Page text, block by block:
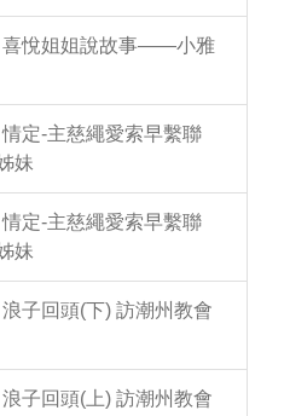
喜悅姐姐說故事——小雅
定-主慈繩愛索早繫聯
妹
定-主慈繩愛索早繫聯
妹
子回頭(下) 訪潮州教會
子回頭(上) 訪潮州教會